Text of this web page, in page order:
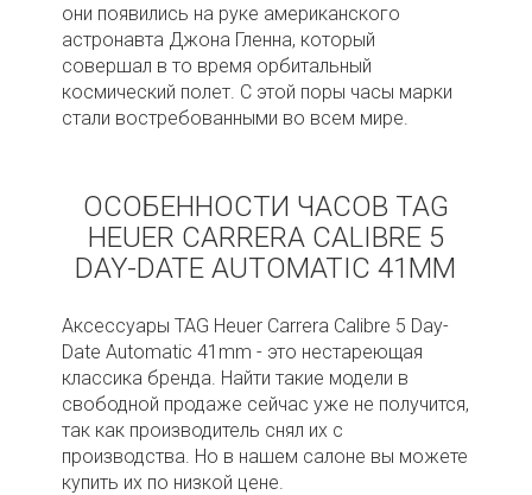
они появились на руке американского
астронавта Джона Гленна, который
совершал в то время орбитальный
космический полет. С этой поры часы марки
стали востребованными во всем мире.
ОСОБЕННОСТИ ЧАСОВ TAG
HEUER CARRERA CALIBRE 5
DAY-DATE AUTOMATIC 41MM
Аксессуары TAG Heuer Carrera Calibre 5 Day-
Date Automatic 41mm - это нестареющая
классика бренда. Найти такие модели в
свободной продаже сейчас уже не получится,
так как производитель снял их с
производства. Но в нашем салоне вы можете
купить их по низкой цене.